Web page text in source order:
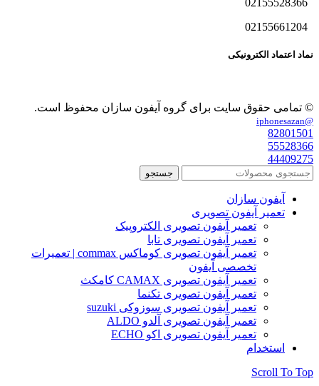
نماد اعتماد الکترونیکی
© تمامی حقوق سایت برای گروه آیفون سازان محفوظ است.
@iphonesazan
82801501
55528366
44409275
جستجو
آیفون سازان
تعمیر آیفون تصویری
تعمیر آیفون تصویری الکتروپیک
تعمیر آیفون تصویری تابا
تعمیر آیفون تصویری کوماکس commax | تعمیرات
تخصصی آیفون
تعمیر آیفون تصویری CAMAX کامکث
تعمیر آیفون تصویری تکنما
تعمیر آیفون تصویری سوزوکی suzuki
تعمیر آیفون تصویری آلدو ALDO
تعمیر آیفون تصویری اکو ECHO
استخدام
Scroll To Top